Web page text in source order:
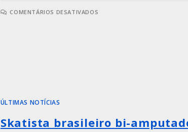
COMENTÁRIOS DESATIVADOS
ÚLTIMAS NOTÍCIAS
Skatista brasileiro bi-